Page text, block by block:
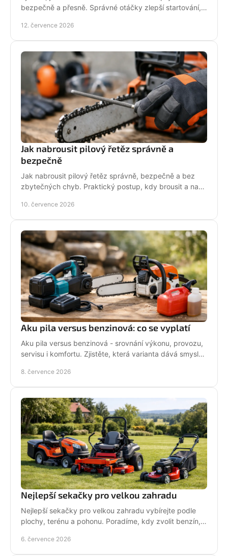
bezpečně a přesně. Správné otáčky zlepší startování,
12. července 2026
Jak nabrousit pilový řetěz správně a
bezpečně
Jak nabrousit pilový řetěz správně, bezpečně a bez
zbytečných chyb. Praktický postup, kdy brousit a na
10. července 2026
Aku pila versus benzinová: co se vyplatí
Aku pila versus benzinová - srovnání výkonu, provozu,
servisu i komfortu. Zjistěte, která varianta dává smysl
8. července 2026
Nejlepší sekačky pro velkou zahradu
Nejlepší sekačky pro velkou zahradu vybírejte podle
plochy, terénu a pohonu. Poradíme, kdy zvolit benzín,
6. července 2026